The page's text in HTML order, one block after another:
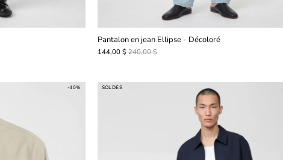
Pantalon en jean Ellipse - Décoloré
144,00 $ 240,00 $
-40% SOLDES